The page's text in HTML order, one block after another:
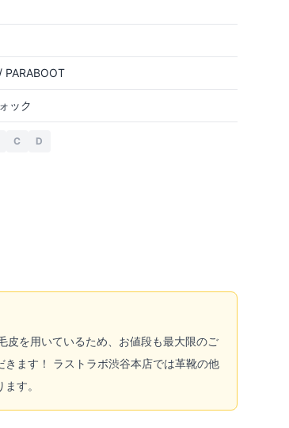
PARABOOT
ック
C D
皮を用いているため、お値段も最大限のご
ます！ ラストラボ渋谷本店では革靴の他
す。